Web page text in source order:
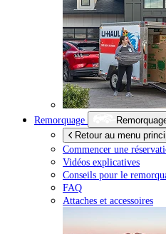
Remorquage
Retour au menu
Commencer une
Vidéos explicatives
Conseils pour le
FAQ
Attaches et accessoires